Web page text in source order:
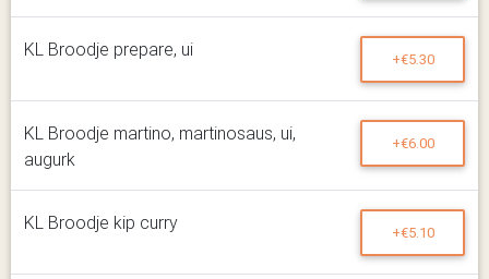
KL Broodje prepare, ui +€5.30
KL Broodje martino, martinosaus, ui,
augurk
+€6.00
KL Broodje kip curry +€5.10